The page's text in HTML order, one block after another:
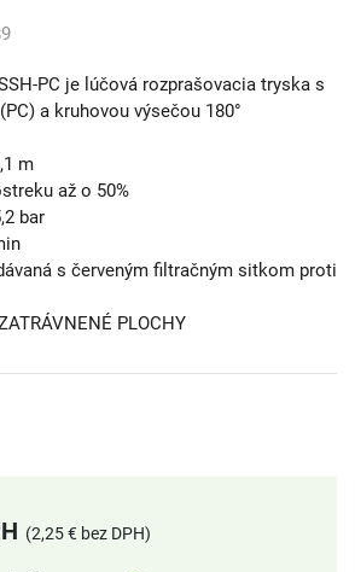
PC je lúčová rozprašovacia tryska s
a kruhovou výsečou 180°
m
až o 50%
bar
s červeným filtračným sitkom proti
PLOCHY
(2,25 € bez DPH)